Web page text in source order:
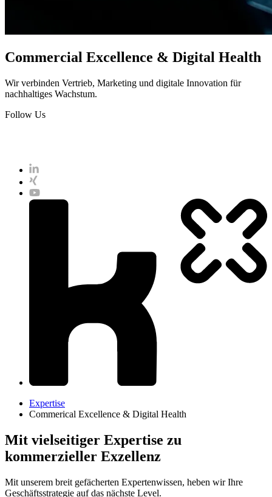
Commercial Excellence & Digital Health
Wir verbinden Vertrieb, Marketing und digitale Innovation für
nachhaltiges Wachstum.
Follow Us
Expertise
Commerical Excellence & Digital Health
Mit vielseitiger Expertise zu
kommerzieller Exzellenz
Mit unserem breit gefächerten Expertenwissen, heben wir Ihre
Geschäftsstrategie auf das nächste Level.